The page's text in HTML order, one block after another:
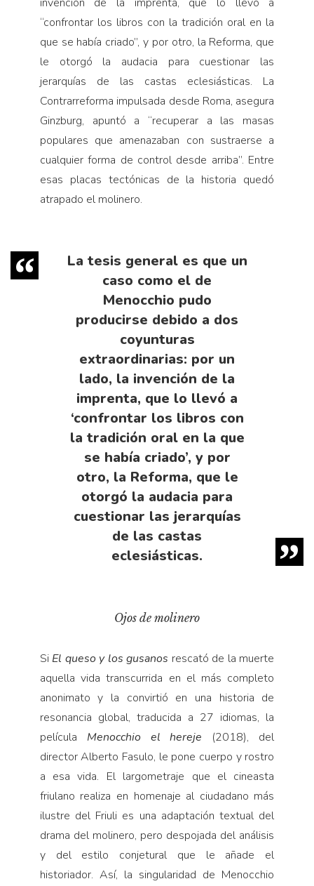
“confrontar los libros con la tradición oral en la
que se había criado”, y por otro, la Reforma, que
le otorgó la audacia para cuestionar las
jerarquías de las castas eclesiásticas. La
Contrarreforma impulsada desde Roma, asegura
Ginzburg, apuntó a “recuperar a las masas
populares que amenazaban con sustraerse a
cualquier forma de control desde arriba”. Entre
esas placas tectónicas de la historia quedó
atrapado el molinero.
La tesis general es que un
caso como el de
Menocchio pudo
producirse debido a dos
coyunturas
extraordinarias: por un
lado, la invención de la
imprenta, que lo llevó a
‘confrontar los libros con
la tradición oral en la que
se había criado’, y por
otro, la Reforma, que le
otorgó la audacia para
cuestionar las jerarquías
de las castas
eclesiásticas.
Ojos de molinero
Si El queso y los gusanos rescató de la muerte
aquella vida transcurrida en el más completo
anonimato y la convirtió en una historia de
resonancia global, traducida a 27 idiomas, la
película Menocchio el hereje (2018), del
director Alberto Fasulo, le pone cuerpo y rostro
a esa vida. El largometraje que el cineasta
friulano realiza en homenaje al ciudadano más
ilustre del Friuli es una adaptación textual del
drama del molinero, pero despojada del análisis
y del estilo conjetural que le añade el
historiador. Así, la singularidad de Menocchio